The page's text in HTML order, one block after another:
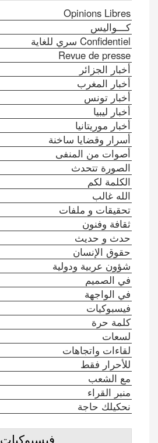
Opinions Libres
كـــواليس
Confidentiel سري للغاية
Revue de presse
أخبار الجزائر
أخبار المغرب
أخبار تونس
أخبار ليبيا
أخبار موريتانيا
أسرار وقضايا ساخنة
أصوات من المنفى
الصورة تتحدث
الكلمة لكم
الله غالب
تحقيقات و ملفات
ثقافة وفنون
حدث و حديث
حقوق الإنسان
شؤون عربية ودولية
في الصميم
في الواجهة
فيسبوكيات
كلمة حرة
لسعات
لقاءات واتجاهات
للأحرار فقط
مع الشعب
منبر القراء
نحكيلك حاجة
فيسبوكيات